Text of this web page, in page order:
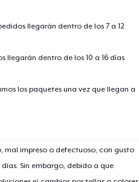
llegarán dentro de los 7 a 12
llegarán dentro de los 10 a 16 días
los paquetes una vez que llegan a
mal impreso o defectuoso, con gusto
Sin embargo, debido a que